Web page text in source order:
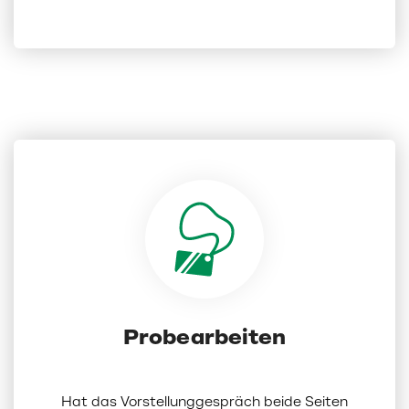
Probearbeiten
Hat das Vorstellunggespräch beide Seiten